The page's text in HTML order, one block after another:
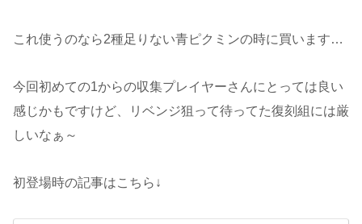
これ使うのなら2種足りない青ピクミンの時に買います…
今回初めての1からの収集プレイヤーさんにとっては良い
感じかもですけど、リベンジ狙って待ってた復刻組には厳
しいなぁ～
初登場時の記事はこちら↓